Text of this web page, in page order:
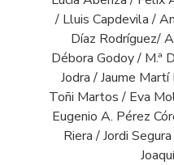
/ Lluis Capdevila /
Díaz Rodríguez/
Débora Godoy / M.ª
Jodra / Jaume
Toñi Martos / Eva
Eugenio A. Pérez
Riera / Jordi